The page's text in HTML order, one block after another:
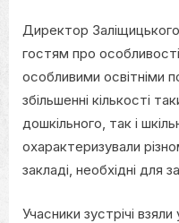
Директор
гостям про
особливими освітніми
збільшенні кількості
дошкільного, так і
охарактеризували
закладі, необхідні для
Учасники зустрічі